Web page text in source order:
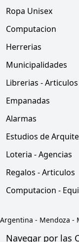
Ropa Unisex
Computacion
Herrerias
Municipalidades
Librerias - Articulos
Empanadas
Alarmas
Estudios de
Loteria - Agencias
Regalos - Articulos
Computacion -
Argentina - Mendoza -
Navegar por las